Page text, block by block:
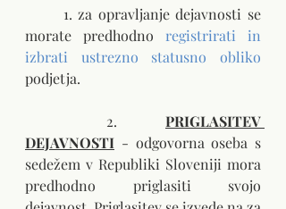
morate predhodno registrirati in
izbrati ustrezno statusno obliko
podjetja.
	2.
PRIGLASITEV
DEJAVNOSTI - odgovorna oseba s
sedežem v Republiki Sloveniji mora
predhodno priglasiti svojo